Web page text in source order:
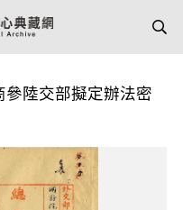
陸交部擬定辦法密